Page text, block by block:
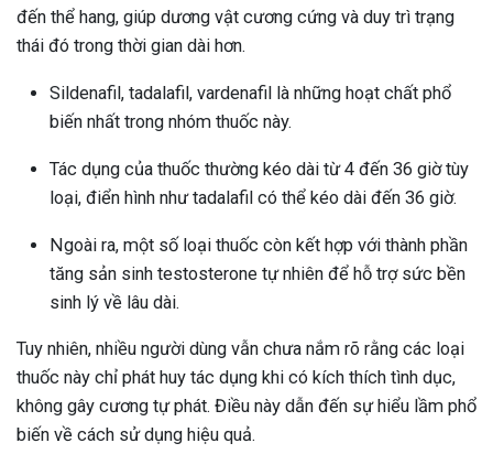
đến thể hang, giúp dương vật cương cứng và duy trì trạng
thái đó trong thời gian dài hơn.
Sildenafil, tadalafil, vardenafil là những hoạt chất phổ
biến nhất trong nhóm thuốc này.
Tác dụng của thuốc thường kéo dài từ 4 đến 36 giờ tùy
loại, điển hình như tadalafil có thể kéo dài đến 36 giờ.
Ngoài ra, một số loại thuốc còn kết hợp với thành phần
tăng sản sinh testosterone tự nhiên để hỗ trợ sức bền
sinh lý về lâu dài.
Tuy nhiên, nhiều người dùng vẫn chưa nắm rõ rằng các loại
thuốc này chỉ phát huy tác dụng khi có kích thích tình dục,
không gây cương tự phát. Điều này dẫn đến sự hiểu lầm phổ
biến về cách sử dụng hiệu quả.